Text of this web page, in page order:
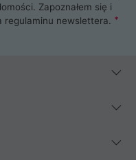
Zapoznałem się i
regulaminu newslettera.